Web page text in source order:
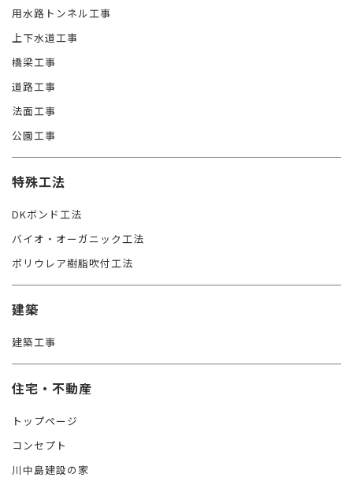
用水路トンネル工事
上下水道工事
橋梁工事
道路工事
法面工事
公園工事
特殊工法
DKボンド工法
バイオ・オーガニック工法
ポリウレア樹脂吹付工法
建築
建築工事
住宅・不動産
トップページ
コンセプト
川中島建設の家